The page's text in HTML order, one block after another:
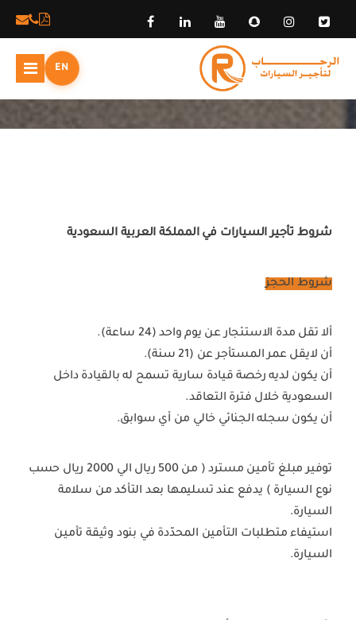
EN
الشروط و الأحكام
شروط تأجير السيارات في المملكة العربية السعودية
شروط الحجز
ألا تقل مدة الاستئجار عن يوم واحد (24 ساعة).
أن لايقل عمر المستأجر عن (21 سنة).
أن يكون لديه رخصة قيادة سارية تسمح له بالقيادة داخل
السعودية خلال فترة التعاقد.
أن يكون سجله الجنائي خالي من أي سوابق.
توفير مبلغ تأمين مسترد ( من 500 ريال الي 2000 ريال حسب
نوع السيارة ) يدفع عند تسليمها بعد التأكد من سلامة
السيارة.
استيفاء متطلبات التأمين المحدّدة في بنود وثيقة تأمين
السيارة.